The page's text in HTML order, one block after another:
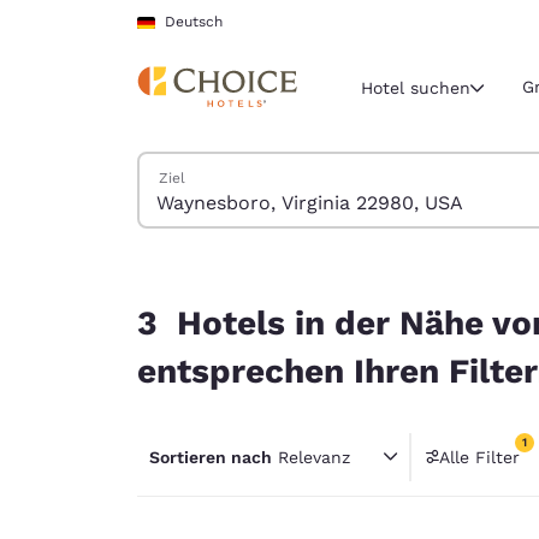
Weiter Zu Hauptinhalt
Deutsch
Aktuelle
Nord- und
United
América
Hotel suchen
Hotels suchen
Ziel
3 Hotels in der Nähe
entsprechen Ihren
Sortieren nach Relevanz Alle Filter
1
1 Filter